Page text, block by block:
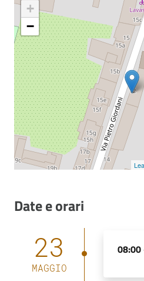
+
−
Date e orari
23
MAGGIO
08:00